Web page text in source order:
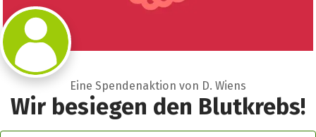
Eine Spendenaktion von D. Wiens
Wir besiegen den Blutkrebs!